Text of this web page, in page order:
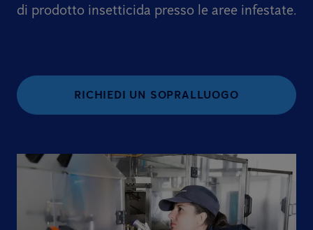
di prodotto insetticida presso le aree infestate.
RICHIEDI UN SOPRALLUOGO